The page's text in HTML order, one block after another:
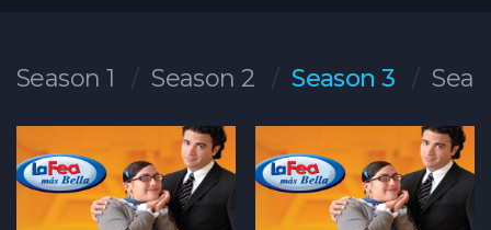
Season 1 Season 2 Season 3